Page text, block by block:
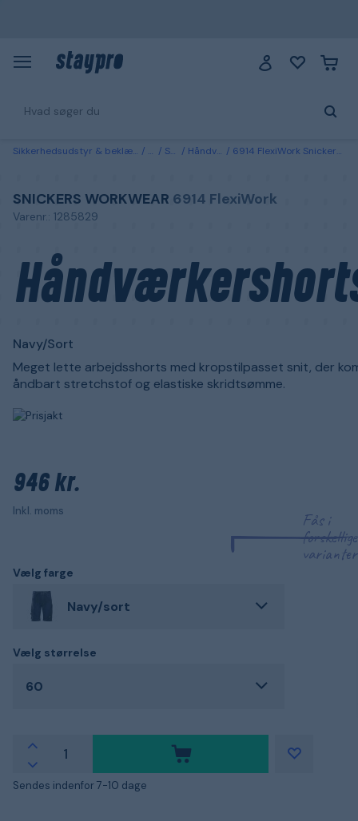
Sikkerhedsudstyr & beklædning Tøj Shorts Håndværkershorts 6914 FlexiWork Snickers Workwear Håndværkershorts Navy/Sort Navy/sort
SNICKERS WORKWEAR 6914 FlexiWork
Varenr.: 1285829
Navy/Sort
Meget lette arbejdsshorts med kropstilpasset snit, der
åndbart stretchstof og elastiske skridtsømme.
946 kr.
Inkl. moms
Fås i
forskellige
varianter
Vælg farge
Navy/sort
Vælg størrelse
60
Sendes indenfor 7-10 dage